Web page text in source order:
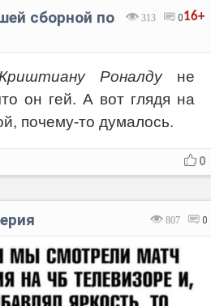
16+
313 0
сборной по
Роналдуне
он гей. А вот глядя на
почему-то думалось.
0
807 0